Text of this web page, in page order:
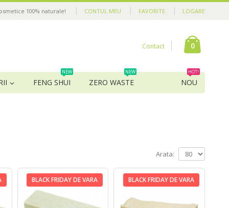
CONTUL MEU FAVORITE LOGARE
100% naturale!
Contact 0
FENG SHUI
NEW
ZERO WASTE
NEW
NOU
HOT!
Arata:
BLACK FRIDAY DE VARA BLACK FRIDAY DE VARA